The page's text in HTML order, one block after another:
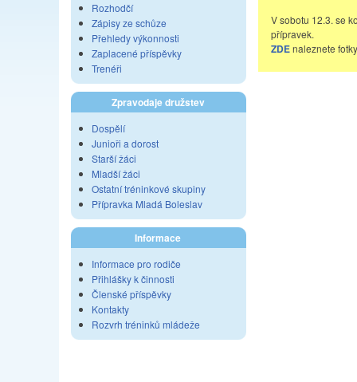
Rozhodčí
Zápisy ze schůze
Přehledy výkonnosti
Zaplacené příspěvky
Trenéři
Zpravodaje družstev
Dospělí
Junioři a dorost
Starší žáci
Mladší žáci
Ostatní tréninkové skupiny
Přípravka Mladá Boleslav
Informace
Informace pro rodiče
Přihlášky k činnosti
Členské příspěvky
Kontakty
Rozvrh tréninků mládeže
V sobotu 12.3. se
přípravek.
ZDEnaleznete